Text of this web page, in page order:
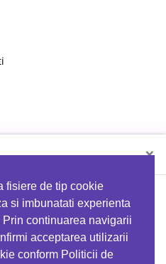
fisiere de tip cookie
si imbunatati experienta
continuarea navigarii
acceptarea utilizarii
conform Politicii de
×
comandă folosind codul